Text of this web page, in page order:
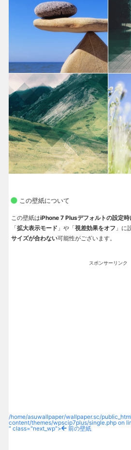
この壁紙について
この壁紙はiPhone 7 Plusデフォルトの設定時
「拡大表示モード 」や「視差効果をオフ 」に
サイズが合わない可能性がございます。
スポンサーリンク
/home/asuwallpaper/wallpaper.sc/
content/themes/wpscip7plus/single.php on
" class="next_wp">
前の壁紙